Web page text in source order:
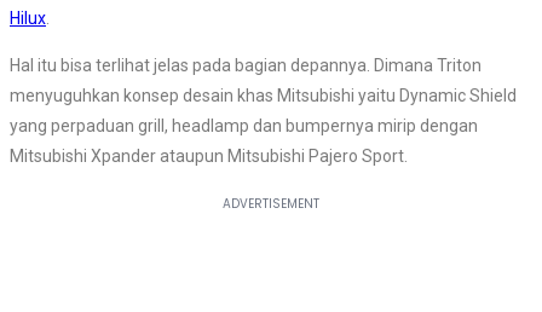
Hilux.
Hal itu bisa terlihat jelas pada bagian depannya. Dimana Triton
menyuguhkan konsep desain khas Mitsubishi yaitu Dynamic Shield
yang perpaduan grill, headlamp dan bumpernya mirip dengan
Mitsubishi Xpander ataupun Mitsubishi Pajero Sport.